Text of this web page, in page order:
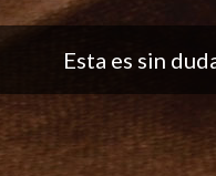
Buena aplicación,